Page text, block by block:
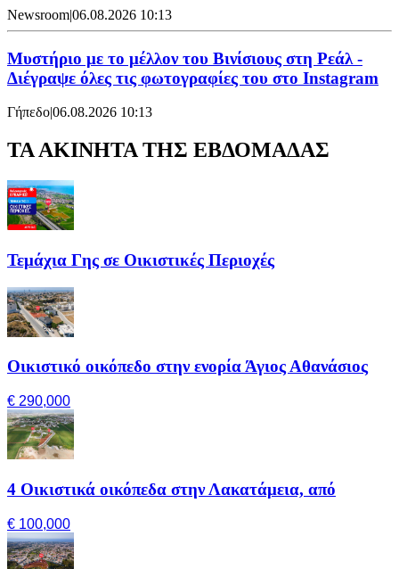
Newsroom|06.08.2026 10:13
Μυστήριο με το μέλλον του Βινίσιους στη Ρεάλ -
Διέγραψε όλες τις φωτογραφίες του στο Instagram
Γήπεδο|06.08.2026 10:13
ΤΑ ΑΚΙΝΗΤΑ ΤΗΣ ΕΒΔΟΜΑΔΑΣ
Τεμάχια Γης σε Οικιστικές Περιοχές
Οικιστικό οικόπεδο στην ενορία Άγιος Αθανάσιος
€ 290,000
4 Οικιστικά οικόπεδα στην Λακατάμεια, από
€ 100,000